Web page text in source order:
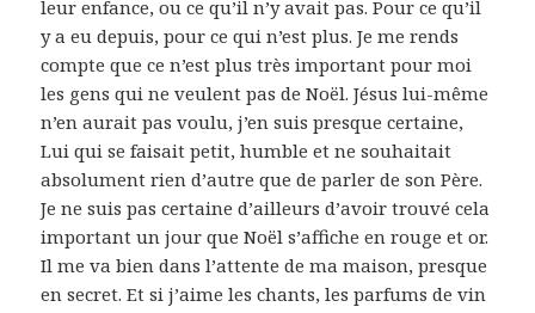
leur enfance, ou ce qu’il n’y avait pas. Pour ce qu’il
y a eu depuis, pour ce qui n’est plus. Je me rends
compte que ce n’est plus très important pour moi
les gens qui ne veulent pas de Noël. Jésus lui-même
n’en aurait pas voulu, j’en suis presque certaine,
Lui qui se faisait petit, humble et ne souhaitait
absolument rien d’autre que de parler de son Père.
Je ne suis pas certaine d’ailleurs d’avoir trouvé cela
important un jour que Noël s’affiche en rouge et or.
Il me va bien dans l’attente de ma maison, presque
en secret. Et si j’aime les chants, les parfums de vin